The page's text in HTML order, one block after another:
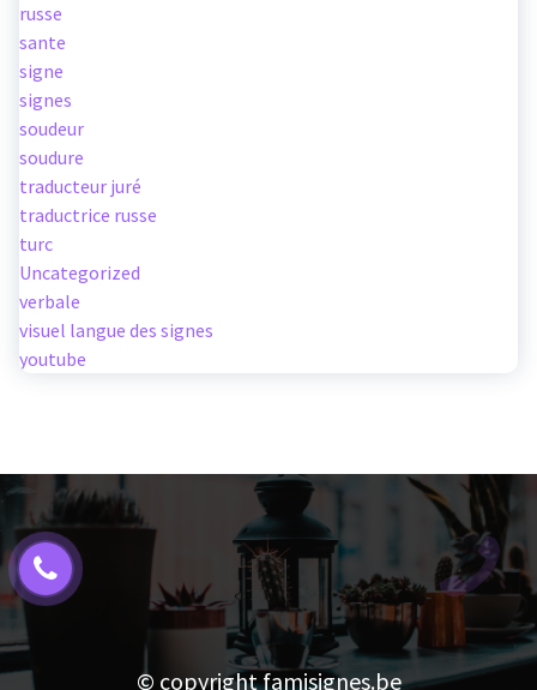
russe
sante
signe
signes
soudeur
soudure
traducteur juré
traductrice russe
turc
Uncategorized
verbale
visuel langue des signes
youtube
© copyright famisignes.be